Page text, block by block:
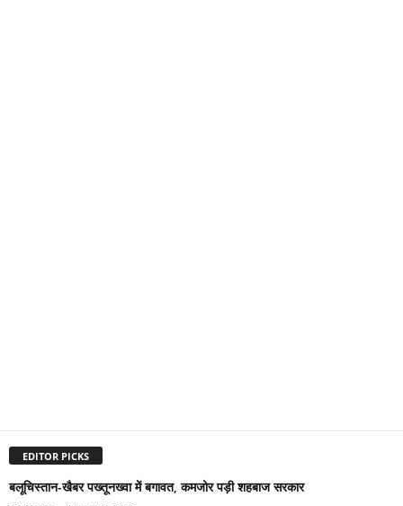
EDITOR PICKS
बलूचिस्तान-खैबर पख्तूनख्वा में बगावत, कमजोर पड़ी शहबाज सरकार